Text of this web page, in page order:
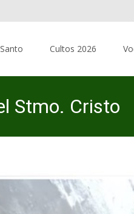
Cultos 2026
Stmo. Cristo